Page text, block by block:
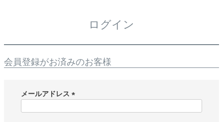
ログイン
会員登録がお済みのお客様
メールアドレス